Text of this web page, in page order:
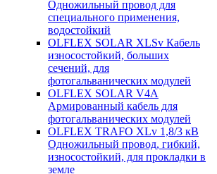
Одножильный провод для
специального применения,
водостойкий
OLFLEX SOLAR XLSv Кабель
износостойкий, больших
сечений, для
фотогальванических модулей
OLFLEX SOLAR V4A
Армированный кабель для
фотогальванических модулей
OLFLEX TRAFO XLv 1,8/3 кВ
Одножильный провод, гибкий,
износостойкий, для прокладки в
земле